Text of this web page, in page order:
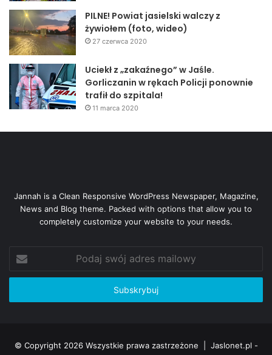
PILNE! Powiat jasielski walczy z
żywiołem (foto, wideo)
27 czerwca 2020
Uciekł z „zakaźnego” w Jaśle.
Gorliczanin w rękach Policji ponownie
trafił do szpitala!
11 marca 2020
Jannah is a Clean Responsive WordPress Newspaper, Magazine,
News and Blog theme. Packed with options that allow you to
completely customize your website to your needs.
swój
adres
© Copyright 2026 Wszystkie prawa zastrzeżone | Jaslonet.pl -